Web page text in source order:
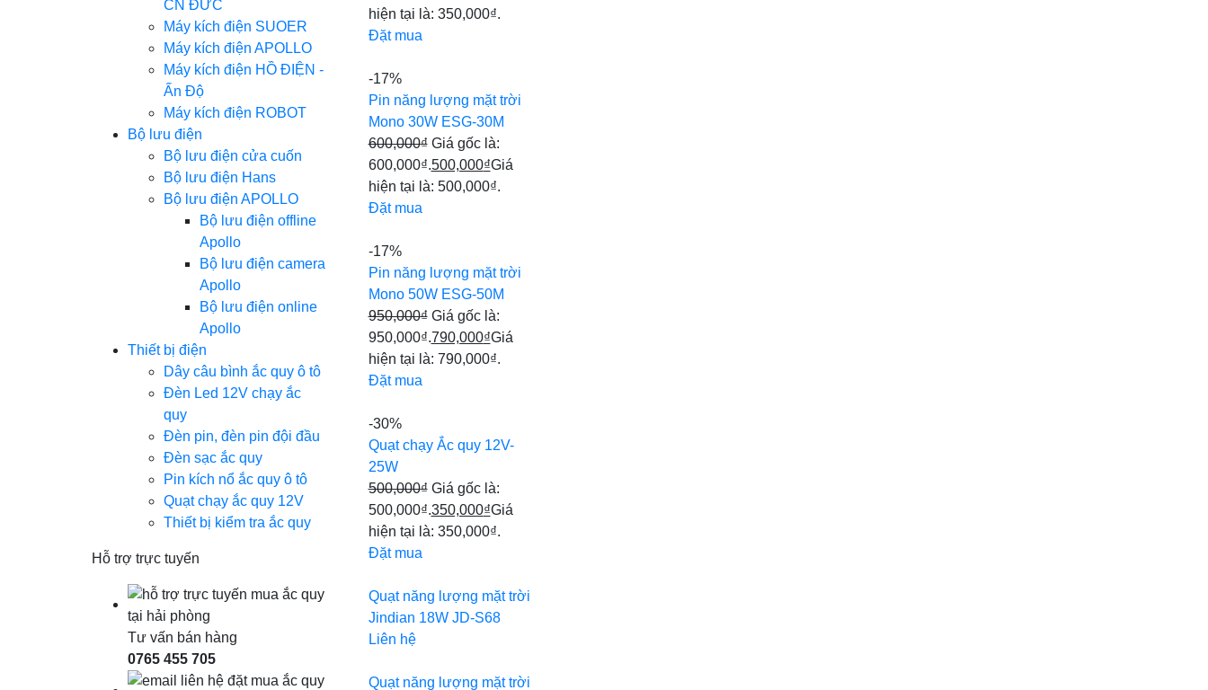
CN ĐỨC
Máy kích điện SUOER
Máy kích điện APOLLO
Máy kích điện HỒ ĐIỆN -
Ấn Độ
Máy kích điện ROBOT
Bộ lưu điện
Bộ lưu điện cửa cuốn
Bộ lưu điện Hans
Bộ lưu điện APOLLO
Bộ lưu điện offline
Apollo
Bộ lưu điện camera
Apollo
Bộ lưu điện online
Apollo
Thiết bị điện
Dây câu bình ắc quy ô tô
Đèn Led 12V chạy ắc
quy
Đèn pin, đèn pin đội đầu
Đèn sạc ắc quy
Pin kích nổ ắc quy ô tô
Quạt chạy ắc quy 12V
Thiết bị kiểm tra ắc quy
Hỗ trợ trực tuyến
Tư vấn bán hàng
0765 455 705
hiện tại là: 350,000₫.
Đặt mua
-17%
Pin năng lượng mặt trời
Mono 30W ESG-30M
600,000₫ Giá gốc là:
600,000₫.500,000₫Giá
hiện tại là: 500,000₫.
Đặt mua
-17%
Pin năng lượng mặt trời
Mono 50W ESG-50M
950,000₫ Giá gốc là:
950,000₫.790,000₫Giá
hiện tại là: 790,000₫.
Đặt mua
-30%
Quạt chạy Ắc quy 12V-
25W
500,000₫ Giá gốc là:
500,000₫.350,000₫Giá
hiện tại là: 350,000₫.
Đặt mua
Quạt năng lượng mặt trời
Jindian 18W JD-S68
Liên hệ
Quạt năng lượng mặt trời